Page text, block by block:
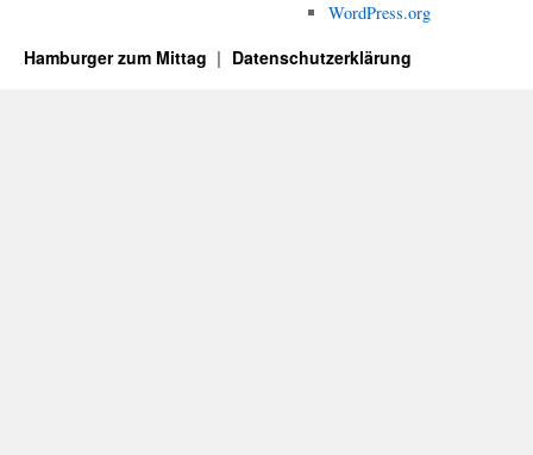
WordPress.org
Hamburger zum Mittag Datenschutzerklärung